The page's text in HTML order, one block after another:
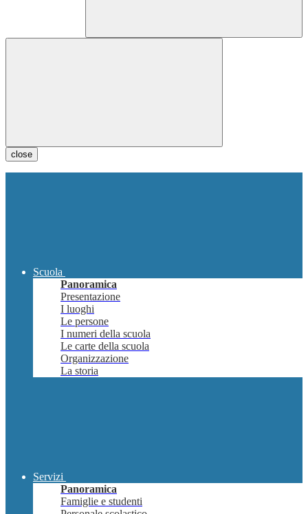
close
Scuola
Panoramica
Presentazione
I luoghi
Le persone
I numeri della scuola
Le carte della scuola
Organizzazione
La storia
Servizi
Panoramica
Famiglie e studenti